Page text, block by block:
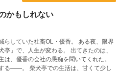
かもしれない
た社畜OL・優香。 ある夜、限界
生が変わる。 出てきたのは、
、優香の会社の愚痴を聞いてくれた。
、甘くて少し